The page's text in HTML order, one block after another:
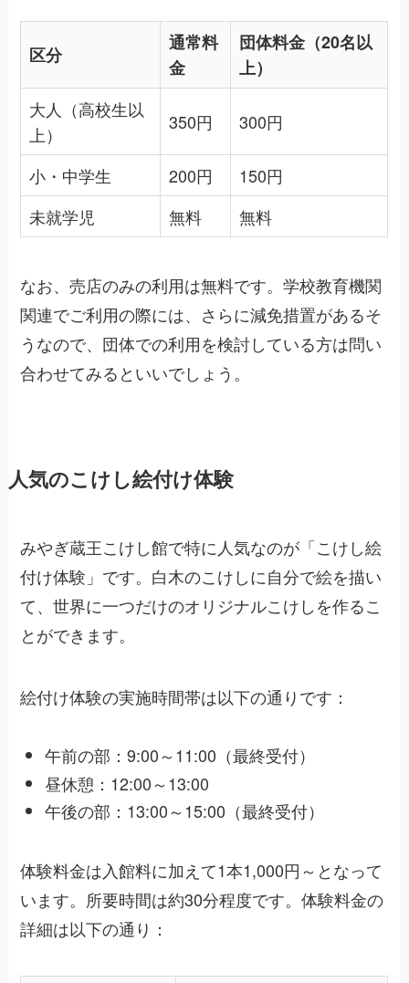
区分
通常料
金
団体料金（20名以
上）
大人（高校生以
上）
350円 300円
小・中学生 200円
150円
未就学児
無料 無料
なお、売店のみの利用は無料です。学校教育機関
関連でご利用の際には、さらに減免措置があるそ
うなので、団体での利用を検討している方は問い
合わせてみるといいでしょう。
人気のこけし絵付け体験
みやぎ蔵王こけし館で特に人気なのが「こけし絵
付け体験」です。白木のこけしに自分で絵を描い
て、世界に一つだけのオリジナルこけしを作るこ
とができます。
絵付け体験の実施時間帯は以下の通りです：
午前の部：9:00～11:00（最終受付）
昼休憩：12:00～13:00
午後の部：13:00～15:00（最終受付）
体験料金は入館料に加えて1本1,000円～となって
います。所要時間は約30分程度です。体験料金の
詳細は以下の通り：